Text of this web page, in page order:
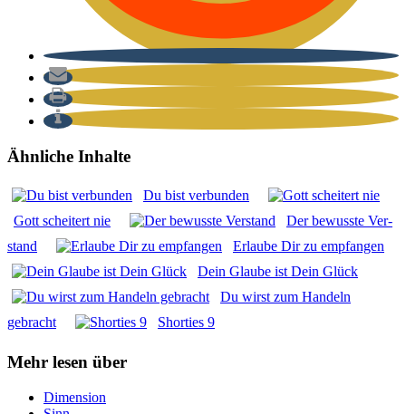
Ähnliche Inhalte
Du bist ver­bun­den
Gott schei­tert nie
Der bewuss­te Ver­
stand
Erlau­be Dir zu emp­fan­gen
Dein Glau­be ist Dein Glück
Du wirst zum Han­deln
gebracht
Shor­ties 9
Mehr lesen über
Dimension